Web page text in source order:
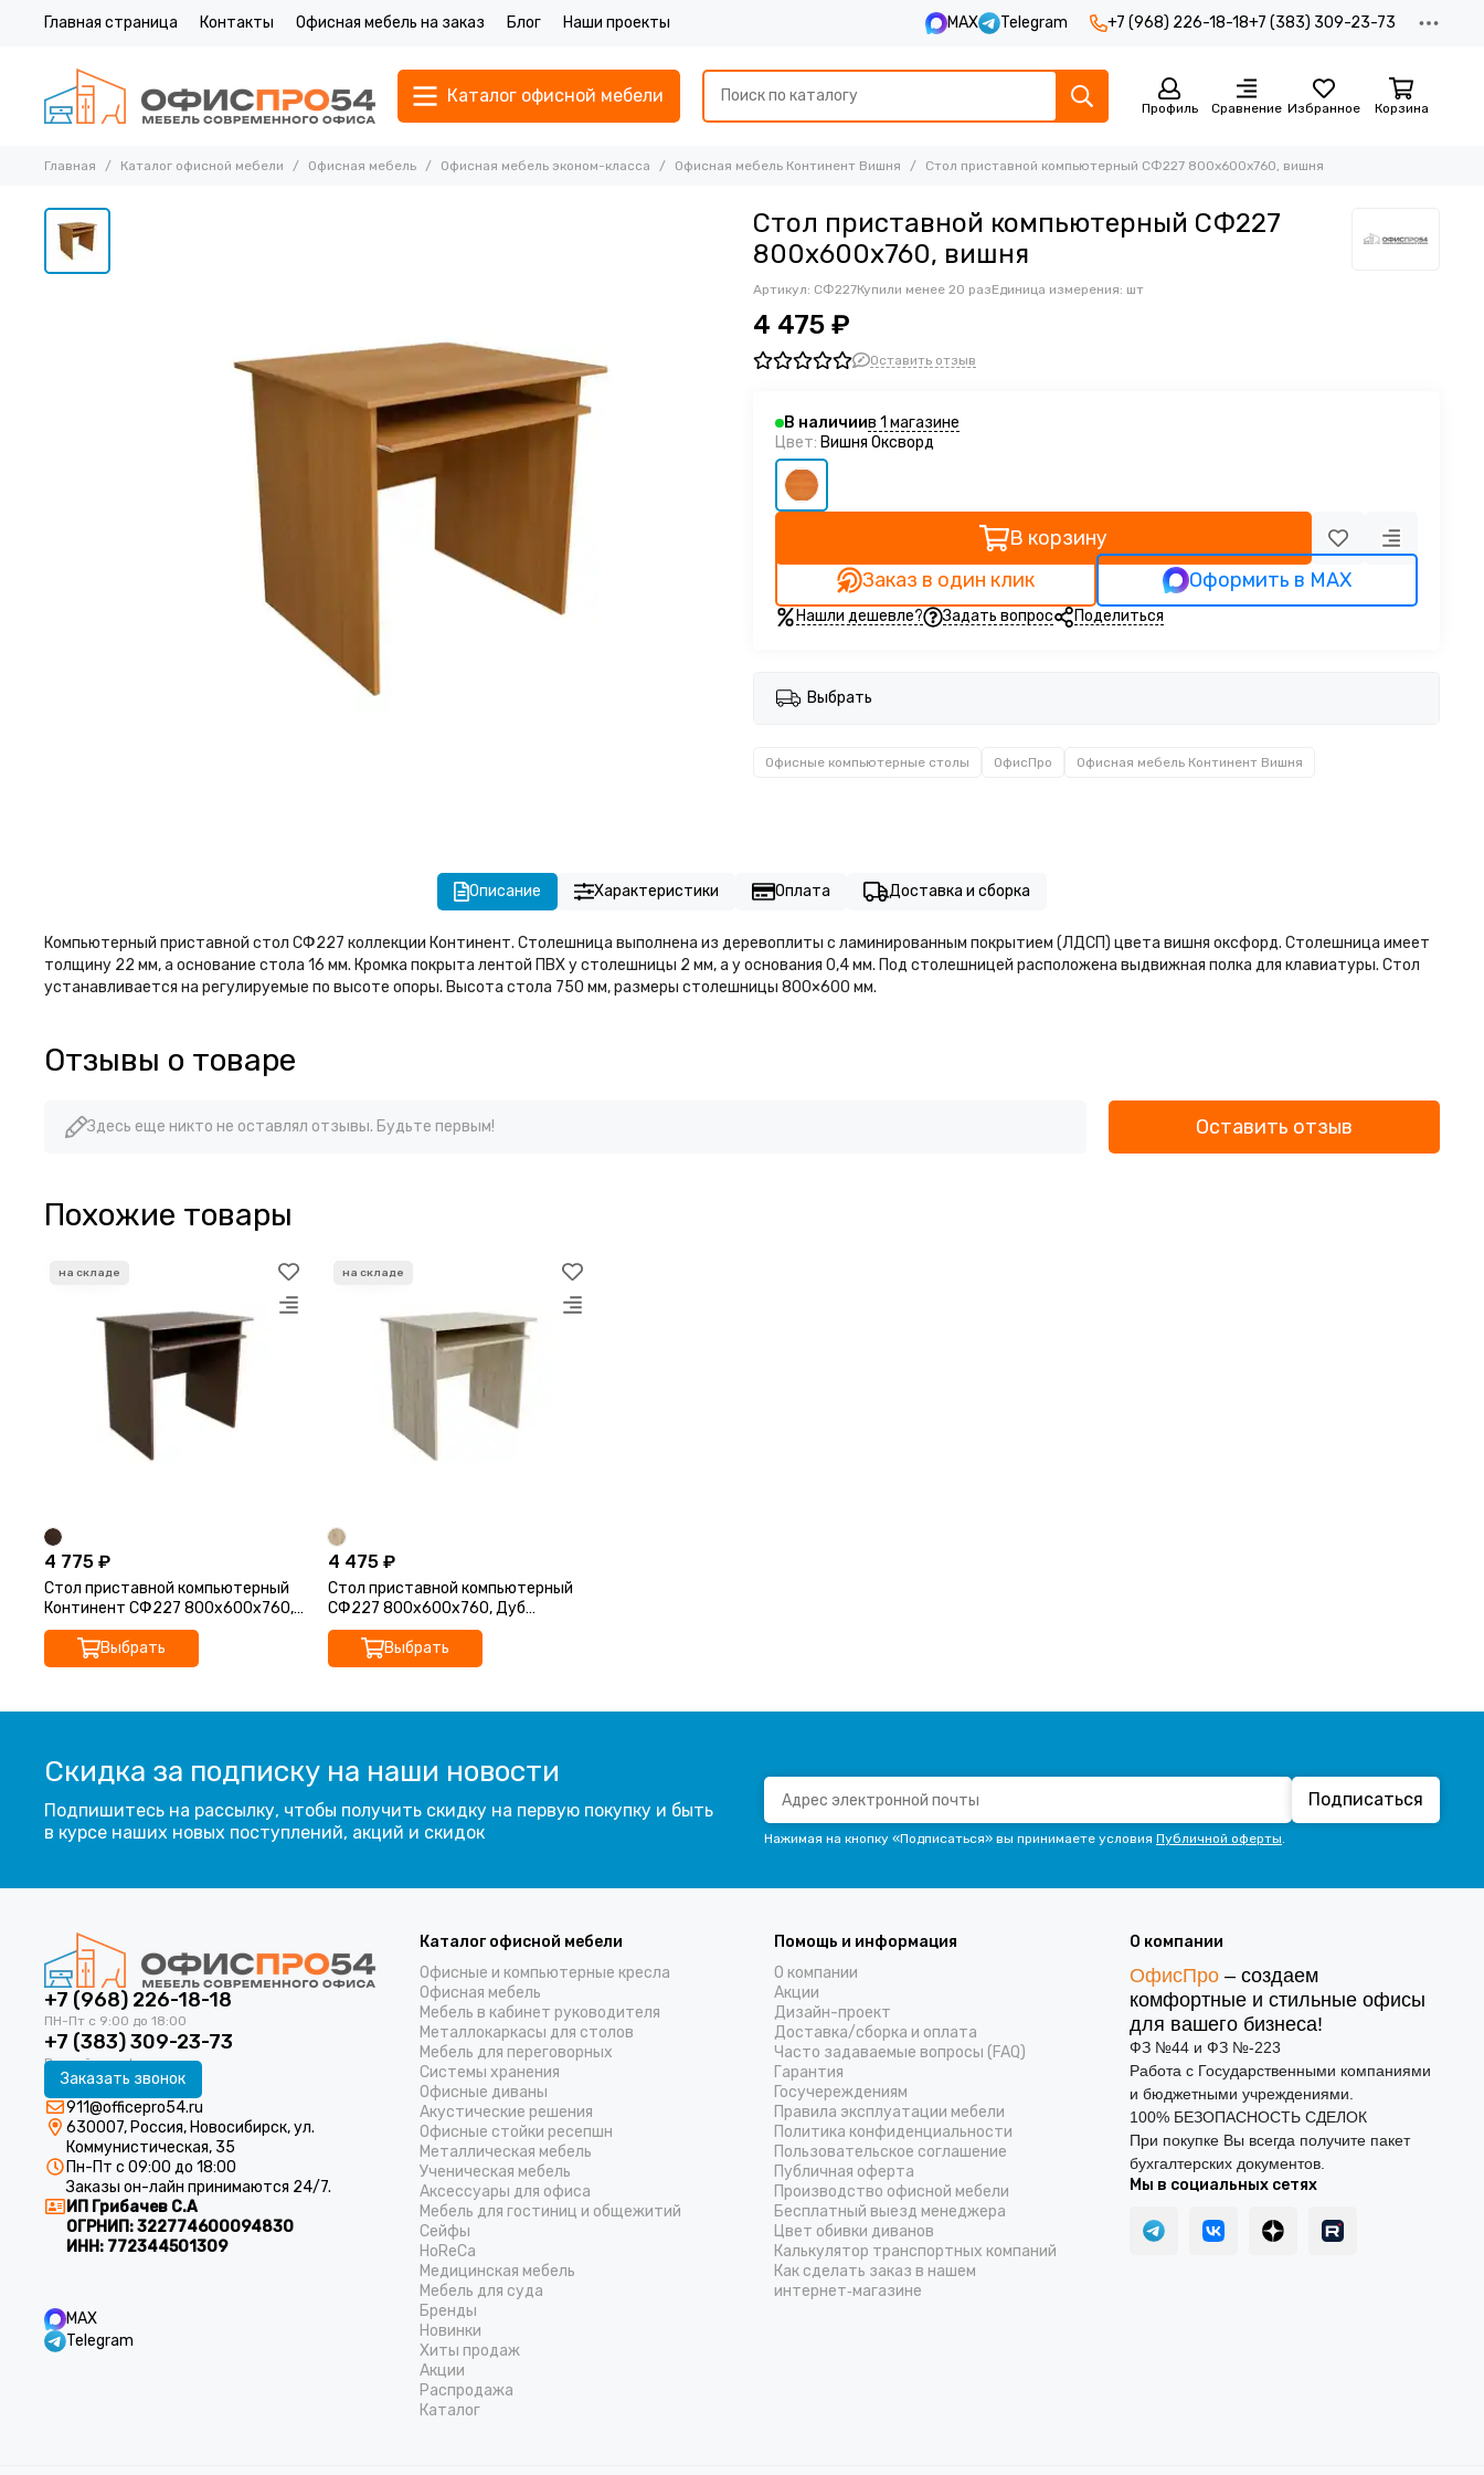
Главная страница Контакты Офисная мебель на заказ Блог Наши проекты MAX Telegram +7 (968) 226-18-18+7 (383) 309-23-73
Каталог офисной мебели
Профиль Сравнение Избранное Корзина
Главная Каталог офисной мебели Офисная мебель Офисная мебель эконом-класса Офисная мебель Континент Вишня Стол приставной компьютерный СФ227 800х600х760, вишня
Стол приставной компьютерный СФ227
800х600х760, вишня
Артикул: СФ227Купили менее 20 разЕдиница измерения: шт
4 475 ₽
Оставить отзыв
В наличиив 1 магазине
Цвет: Вишня Оксворд
В корзину
Заказ в один клик
Оформить в MAX
Нашли дешевле? Задать вопрос Поделиться
Выбрать
Офисные компьютерные столы ОфисПро Офисная мебель Континент Вишня
Описание Характеристики Оплата Доставка и сборка
Компьютерный приставной стол СФ227 коллекции Континент. Столешница выполнена из деревоплиты с ламинированным покрытием (ЛДСП) цвета вишня оксфорд. Столешница имеет
толщину 22 мм, а основание стола 16 мм. Кромка покрыта лентой ПВХ у столешницы 2 мм, а у основания 0,4 мм. Под столешницей расположена выдвижная полка для клавиатуры. Стол
устанавливается на регулируемые по высоте опоры. Высота стола 750 мм, размеры столешницы 800×600 мм.
Отзывы о товаре
Здесь еще никто не оставлял отзывы. Будьте первым! Оставить отзыв
Похожие товары
4 775 ₽
Стол приставной компьютерный
Континент СФ227 800х600х760,
венге
Выбрать
4 475 ₽
Стол приставной компьютерный
СФ227 800х600х760, Дуб
Кронберг
Выбрать
Скидка за подписку на наши новости
Подпишитесь на рассылку, чтобы получить скидку на первую покупку и быть
в курсе наших новых поступлений, акций и скидок
Подписаться
Нажимая на кнопку «Подписаться» вы принимаете условия Публичной оферты.
+7 (968) 226-18-18
+7 (383) 309-23-73
Заказать звонок
911@officepro54.ru
630007, Россия, Новосибирск, ул.
Коммунистическая, 35
Пн-Пт с 09:00 до 18:00
Заказы он-лайн принимаются 24/7.
ИП Грибачев С.А
ОГРНИП:322774600094830
ИНН: 772344501309
MAX
Telegram
Каталог офисной мебели
Офисные и компьютерные кресла
Офисная мебель
Мебель в кабинет руководителя
Металлокаркасы для столов
Мебель для переговорных
Системы хранения
Офисные диваны
Акустические решения
Офисные стойки ресепшн
Металлическая мебель
Ученическая мебель
Аксессуары для офиса
Мебель для гостиниц и общежитий
Cейфы
HoReCa
Медицинская мебель
Мебель для суда
Бренды
Новинки
Хиты продаж
Акции
Распродажа
Каталог
Помощь и информация
О компании
Акции
Дизайн-проект
Доставка/cборка и оплата
Часто задаваемые вопросы (FAQ)
Гарантия
Госучереждениям
Правила эксплуатации мебели
Политика конфиденциальности
Пользовательское соглашение
Публичная оферта
Производство офисной мебели
Бесплатный выезд менеджера
Цвет обивки диванов
Калькулятор транспортных компаний
Как сделать заказ в нашем
интернет‑магазине
О компании
ОфисПро– создаем
комфортные и стильные офисы
для вашего бизнеса!
ФЗ №44 и ФЗ №-223
Работа с Государственными компаниями
и бюджетными учреждениями.
100% БЕЗОПАСНОСТЬ СДЕЛОК
При покупке Вы всегда получите пакет
бухгалтерских документов.
Мы в социальных сетях